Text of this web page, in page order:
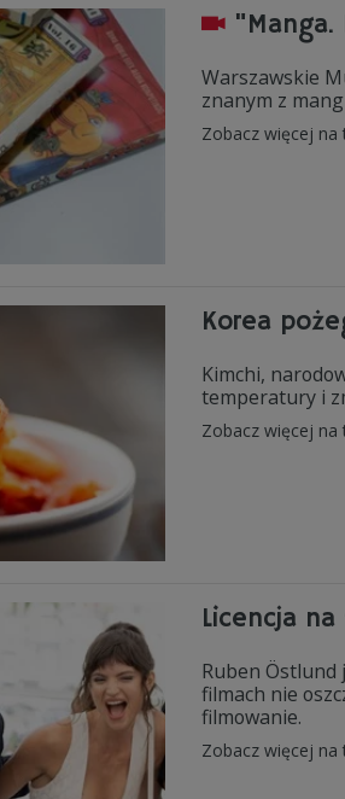
"Manga.
Warszawskie
znanym z
Zobacz więcej na
Korea
Kimchi,
temperatury i
Zobacz więcej na
Licencja
Ruben Östlund
filmach nie
filmowanie.
Zobacz więcej na